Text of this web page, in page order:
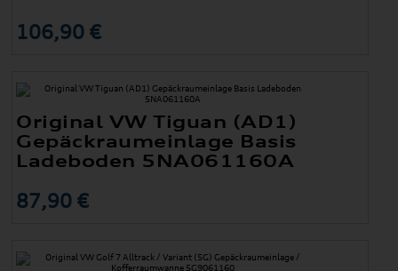
106,90 €
Original VW Tiguan (AD1)
Gepäckraumeinlage Basis
Ladeboden 5NA061160A
87,90 €